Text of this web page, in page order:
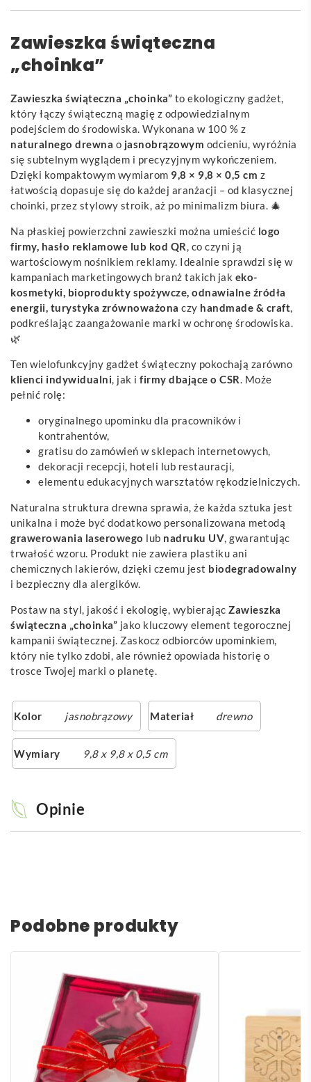
Zawieszka świąteczna
„choinka”
Zawieszka świąteczna „choinka” to ekologiczny gadżet,
który łączy świąteczną magię z odpowiedzialnym
podejściem do środowiska. Wykonana w 100 % z
naturalnego drewna o jasnobrązowym odcieniu, wyróżnia
się subtelnym wyglądem i precyzyjnym wykończeniem.
Dzięki kompaktowym wymiarom 9,8 × 9,8 × 0,5 cm z
łatwością dopasuje się do każdej aranżacji – od klasycznej
choinki, przez stylowy stroik, aż po minimalizm biura. 🎄
Na płaskiej powierzchni zawieszki można umieścić logo
firmy, hasło reklamowe lub kod QR, co czyni ją
wartościowym nośnikiem reklamy. Idealnie sprawdzi się w
kampaniach marketingowych branż takich jak eko-
kosmetyki, bioprodukty spożywcze, odnawialne źródła
energii, turystyka zrównoważona czy handmade & craft,
podkreślając zaangażowanie marki w ochronę środowiska.
🌿
Ten wielofunkcyjny gadżet świąteczny pokochają zarówno
klienci indywidualni, jak i firmy dbające o CSR. Może
pełnić rolę:
oryginalnego upominku dla pracowników i
kontrahentów,
gratisu do zamówień w sklepach internetowych,
dekoracji recepcji, hoteli lub restauracji,
elementu edukacyjnych warsztatów rękodzielniczych.
Naturalna struktura drewna sprawia, że każda sztuka jest
unikalna i może być dodatkowo personalizowana metodą
grawerowania laserowego lub nadruku UV, gwarantując
trwałość wzoru. Produkt nie zawiera plastiku ani
chemicznych lakierów, dzięki czemu jest biodegradowalny
i bezpieczny dla alergików.
Postaw na styl, jakość i ekologię, wybierając Zawieszka
świąteczna „choinka” jako kluczowy element tegorocznej
kampanii świątecznej. Zaskocz odbiorców upominkiem,
który nie tylko zdobi, ale również opowiada historię o
trosce Twojej marki o planetę.
Kolor jasnobrązowy Materiał drewno
Wymiary 9,8 x 9,8 x 0,5 cm
Opinie
Podobne produkty